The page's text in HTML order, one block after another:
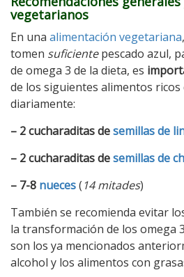
vegetarianos
En una alimentación vegetariana
tomen suficientepescado azul,
de omega 3 de la dieta, es
de los siguientes alimentos ricos
diariamente:
– 2 cucharaditas desemillas de
– 2 cucharaditas desemillas de
– 7-8 nueces( 14 mitades)
También se recomienda evitar
la transformación de los omega
son los ya mencionados
alcohol y los alimentos con